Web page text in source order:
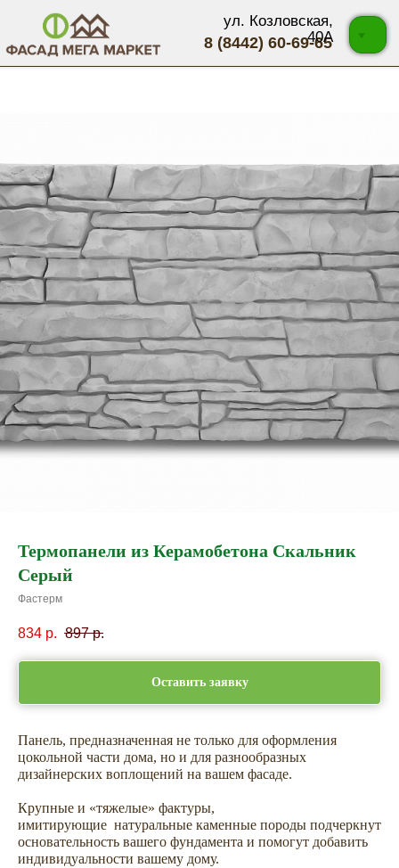
8 (8442) 60-69-65
ул. Козловская,
40А
Термопанели из Керамобетона Скальник
Серый
Фастерм
834 р. 897 р.
Оставить заявку
Панель, предназначенная не только для оформления
цокольной части дома, но и для разнообразных
дизайнерских воплощений на вашем фасаде.
Крупные и «тяжелые» фактуры,
имитирующие натуральные каменные породы подчеркнут
основательность вашего фундамента и помогут добавить
индивидуальности вашему дому.
Не откладывайте
покупку на потом